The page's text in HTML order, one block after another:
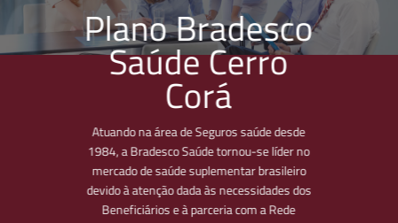
Plano Bradesco
Saúde Cerro
Corá
Atuando na área de Seguros saúde desde
1984, a Bradesco Saúde tornou-se líder no
mercado de saúde suplementar brasileiro
devido à atenção dada às necessidades dos
Beneficiários e à parceria com a Rede